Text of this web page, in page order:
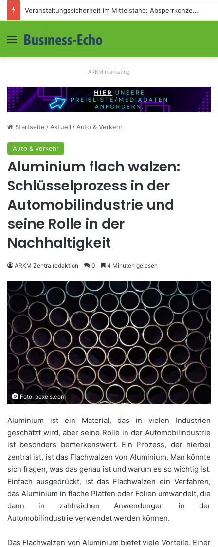
Veranstaltungssicherheit im Mittelstand: Absperrkonzepte für temporäre Außengelände
Menü
ARKM.marketing
Startseite / Aktuell / Auto & Verkehr
Auto & Verkehr
Aluminium flach walzen:
Schlüsselprozess in der
Automobilindustrie und
seine Rolle in der
Nachhaltigkeit
ARKM Zentralredaktion 0 4 Minuten gelesen
Foto: pexels.com
Aluminium ist ein Material, das in vielen Industrien
geschätzt wird, aber seine Rolle in der Automobilindustrie
ist besonders bemerkenswert. Ein Prozess, der hierbei
zentral ist, ist das Flachwalzen von Aluminium. Man könnte
sich fragen, was das genau ist und warum es so wichtig ist.
Einfach ausgedrückt, ist das Flachwalzen ein Verfahren,
das Aluminium in flache Platten oder Folien umwandelt, die
dann in zahlreichen Anwendungen in der
Automobilindustrie verwendet werden können.
Das Flachwalzen von Aluminium bietet viele Vorteile. Einer